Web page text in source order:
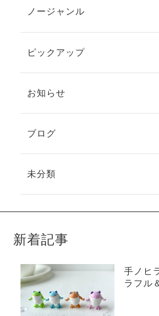
ノージャンル
ピックアップ
お知らせ
ブログ
未分類
新着記事
手ノヒ
ラフル